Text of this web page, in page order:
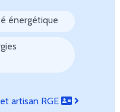
énergétique
artisan RGE